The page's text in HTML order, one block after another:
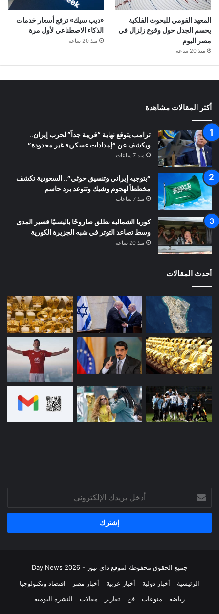
المعهد القومي للبحوث الفلكية
يحسم الجدل حول وقوع زلزال في
مصر اليوم
منذ 20 ساعة
«ديب سيك» ترفع أسعار خدمات
الذكاء الاصطناعي لأول مرة
منذ 20 ساعة
أكثر المقالات مشاهدة
ترامب يتوقع نهاية “قريبة جداً” لحرب إيران..
ويكشف عن “إمدادات عسكرية غير محدودة”
منذ 7 ساعات
“بتوجيه إيراني وتنسيق حوثي”.. السعودية تكشف
مخططاً لهجوم وشيك وتتوعد برد حاسم
منذ 7 ساعات
كوريا الشمالية تطلق صاروخًا باليستيًا قصير المدى
وسط تصاعد التوتر في شبه الجزيرة الكورية
منذ 20 ساعة
أحدث المقالات
بريدك
الإلكتروني
جميع الحقوق محفوظة لموقع داي نيوز - Day News 2026
الرئيسية
أخبار دولية أخبار عربية أخبار مصر
اقتصاد وتكنولوجيا
رياضة
منوعات فن تقارير مقالات النشرة اليومية